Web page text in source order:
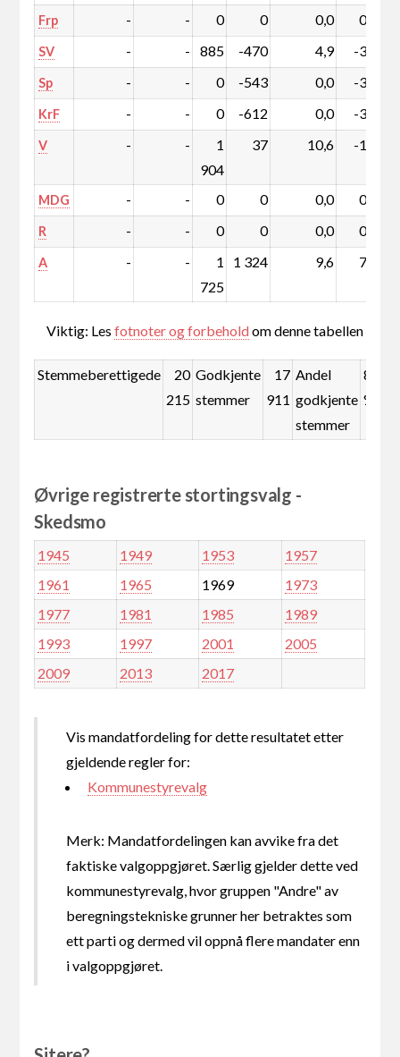
Frp - - 0 0 0,0 0,0
SV - - 885 -470 4,9 -3,5
Sp - - 0 -543 0,0 -3,4
KrF - - 0 -612 0,0 -3,8
V - -
1
904
37 10,6 -1,1
MDG - - 0 0 0,0 0,0
R - - 0 0 0,0 0,0
A - -
1
725
1 324 9,6 7,1
Viktig: Lesfotnoter og forbeholdom denne tabellen
Stemmeberettigede
20
215
Godkjente
stemmer
17
911
Andel
godkjente
stemmer
88,6
%
Øvrige registrerte stortingsvalg -
Skedsmo
1945 1949 1953
1957
1961
1965 1969
1973
1977
1981 1985
1989
1993
1997 2001
2005
2009
2013 2017
Vis mandatfordeling for dette resultatet etter
gjeldende regler for:
Kommunestyrevalg
Merk: Mandatfordelingen kan avvike fra det
faktiske valgoppgjøret. Særlig gjelder dette ved
kommunestyrevalg, hvor gruppen "Andre" av
beregningstekniske grunner her betraktes som
ett parti og dermed vil oppnå flere mandater enn
i valgoppgjøret.